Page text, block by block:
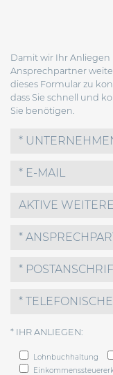
Damit wir Ihr
Ansprechpartner
dieses Formular zu
dass Sie schnell und
Sie benötigen.
* IHR ANLIEGEN:
Lohnbuchhaltung